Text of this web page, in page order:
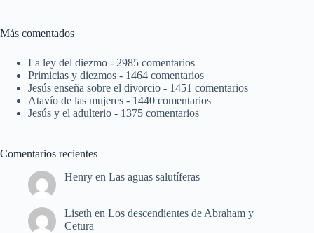
Más comentados
La ley del diezmo - 2985 comentarios
Primicias y diezmos - 1464 comentarios
Jesús enseña sobre el divorcio - 1451 comentarios
Atavío de las mujeres - 1440 comentarios
Jesús y el adulterio - 1375 comentarios
Comentarios recientes
Henry en Las aguas salutíferas
Liseth en Los descendientes de Abraham y
Cetura